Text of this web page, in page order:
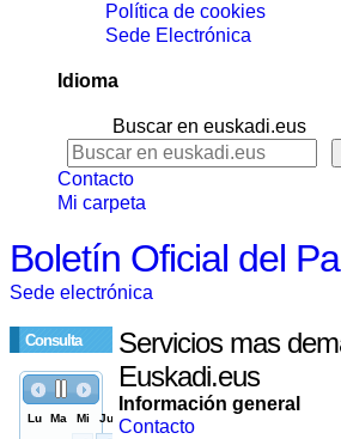
Política de cookies
Sede Electrónica
Idioma
Buscar en euskadi.eus
Contacto
Mi carpeta
Boletín Oficial del
Sede electrónica
Consulta
Servicios mas
Euskadi.eus
Información general
Contacto